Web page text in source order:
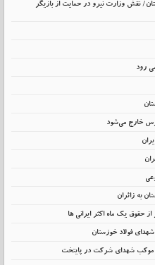
نقش وزارت نیرو در حمایت از بازیگر
رود
خارج می‌شود
به زائران
فولاد خوزستان
موکب شهدای شرکت در پایتخت